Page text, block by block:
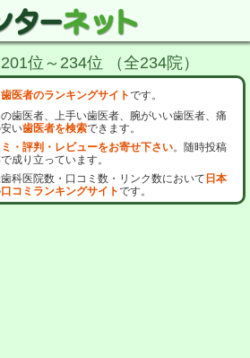
位～234位 （全234院）
医者のランキングサイトです。
歯医者、上手い歯医者、腕がいい歯医者、痛
い歯医者を検索できます。
ミ・評判・レビューをお寄せ下さい。随時投稿
成り立っています。
科医院数・口コミ数・リンク数において 日本
口コミランキングサイトです。